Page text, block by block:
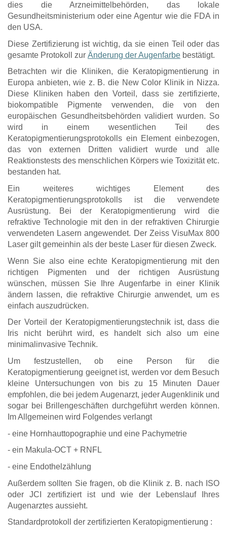
dies die Arzneimittelbehörden, das lokale
Gesundheitsministerium oder eine Agentur wie die FDA in
den USA.
Diese Zertifizierung ist wichtig, da sie einen Teil oder das
gesamte Protokoll zur Änderung der Augenfarbe bestätigt.
Betrachten wir die Kliniken, die Keratopigmentierung in
Europa anbieten, wie z. B. die New Color Klinik in Nizza.
Diese Kliniken haben den Vorteil, dass sie zertifizierte,
biokompatible Pigmente verwenden, die von den
europäischen Gesundheitsbehörden validiert wurden. So
wird in einem wesentlichen Teil des
Keratopigmentierungsprotokolls ein Element einbezogen,
das von externen Dritten validiert wurde und alle
Reaktionstests des menschlichen Körpers wie Toxizität etc.
bestanden hat.
Ein weiteres wichtiges Element des
Keratopigmentierungsprotokolls ist die verwendete
Ausrüstung. Bei der Keratopigmentierung wird die
refraktive Technologie mit den in der refraktiven Chirurgie
verwendeten Lasern angewendet. Der Zeiss VisuMax 800
Laser gilt gemeinhin als der beste Laser für diesen Zweck.
Wenn Sie also eine echte Keratopigmentierung mit den
richtigen Pigmenten und der richtigen Ausrüstung
wünschen, müssen Sie Ihre Augenfarbe in einer Klinik
ändern lassen, die refraktive Chirurgie anwendet, um es
einfach auszudrücken.
Der Vorteil der Keratopigmentierungstechnik ist, dass die
Iris nicht berührt wird, es handelt sich also um eine
minimalinvasive Technik.
Um festzustellen, ob eine Person für die
Keratopigmentierung geeignet ist, werden vor dem Besuch
kleine Untersuchungen von bis zu 15 Minuten Dauer
empfohlen, die bei jedem Augenarzt, jeder Augenklinik und
sogar bei Brillengeschäften durchgeführt werden können.
Im Allgemeinen wird Folgendes verlangt
- eine Hornhauttopographie und eine Pachymetrie
- ein Makula-OCT + RNFL
- eine Endothelzählung
Außerdem sollten Sie fragen, ob die Klinik z. B. nach ISO
oder JCI zertifiziert ist und wie der Lebenslauf Ihres
Augenarztes aussieht.
Standardprotokoll der zertifizierten Keratopigmentierung :